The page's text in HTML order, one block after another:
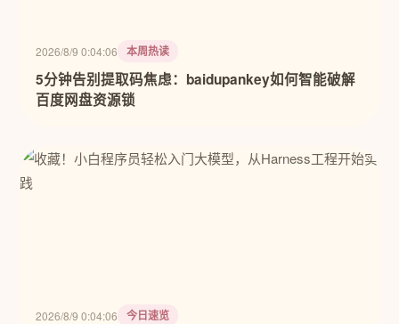
2026/8/9 0:04:06 本周热读
5分钟告别提取码焦虑：baidupankey如何智能破解
百度网盘资源锁
2026/8/9 0:04:06 今日速览